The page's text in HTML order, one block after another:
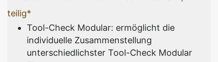
teilig*
Tool-Check Modular: ermöglicht die
individuelle Zusammenstellung
unterschiedlichster Tool-Check Modular